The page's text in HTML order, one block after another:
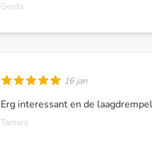
Gerda
16 jan
Erg interessant en de
Tamara